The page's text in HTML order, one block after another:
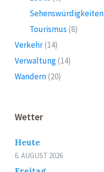
Sehenswürdigkeiten
Tourismus (8)
Verkehr(14)
Verwaltung(14)
Wandern(20)
Wetter
Heute
6. AUGUST 2026